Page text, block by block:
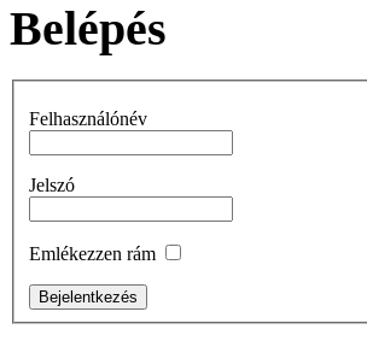
Belépés
Felhasználónév
Jelszó
Emlékezzen rám